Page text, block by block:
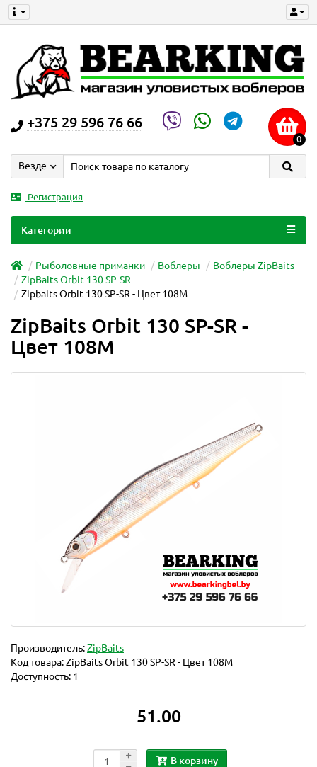
+375 29 596 76 66
0
Везде
Регистрация
Категории
Рыболовные приманки Воблеры
Воблеры ZipBaits
ZipBaits Orbit 130 SP-SR
Zipbaits Orbit 130 SP-SR - Цвет 108M
ZipBaits Orbit 130 SP-SR -
Цвет 108M
Производитель:ZipBaits
Код товара:ZipBaits Orbit 130 SP-SR - Цвет 108M
Доступность: 1
51.00
В корзину